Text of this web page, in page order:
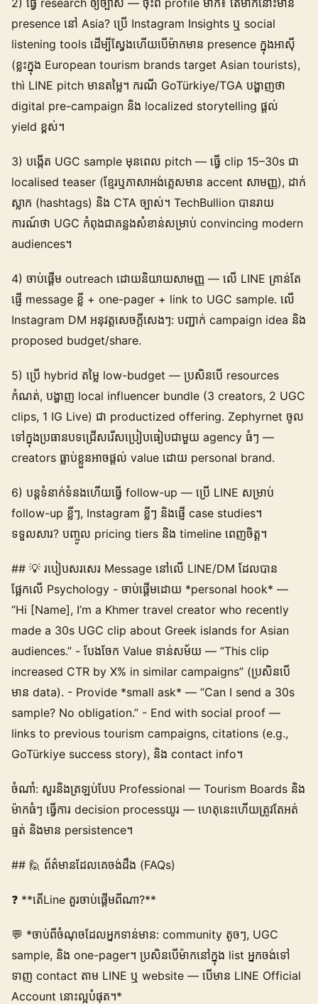
presence នៅ Asia? ប្រើ Instagram Insights ឬ social
listening tools ដើម្បីស្វែងហើយបើម៉ាកមាន presence ក្នុងអាស៊ី
(ខ្លះក្នុង European tourism brands target Asian tourists),
thì LINE pitch មានតម្លៃ។ ករណី GoTürkiye/TGA បង្ហាញថា
digital pre-campaign និង localized storytelling ផ្តល់
yield ខ្ពស់។
3) បង្កើត UGC sample មុនពេល pitch — ធ្វើ clip 15–30s ជា
localised teaser (ខ្មែរឬភាសាអង់គ្លេសមាន accent សាមញ្ញ), ដាក់
ស្លាក (hashtags) និង CTA ច្បាស់។ TechBullion បានរាយ
ការណ៍ថា UGC កំពុងជាគន្លងសំខាន់សម្រាប់ convincing modern
audiences។
4) ចាប់ផ្តើម outreach ដោយនិយាយសាមញ្ញ — លើ LINE គ្រាន់តែ
ផ្ញើ message ខ្លី + one-pager + link to UGC sample. លើ
Instagram DM អនុវត្តសេចក្តីសេងៗ: បញ្ជាក់ campaign idea និង
proposed budget/share.
5) ប្រើ hybrid តម្លៃ low-budget — ប្រសិនបើ resources
កំណត់, បង្ហាញ local influencer bundle (3 creators, 2 UGC
clips, 1 IG Live) ជា productized offering. Zephyrnet ចូល
ទៅក្នុងប្រធានបទជ្រើសរើសប្រៀបធៀបជាមួយ agency ធំៗ —
creators ធ្លាប់ខ្លួនអាចផ្តល់ value ដោយ personal brand.
6) បន្តទំនាក់ទំនងហើយធ្វើ follow-up — ប្រើ LINE សម្រាប់
follow-up ខ្លីៗ, Instagram ខ្លីៗ និងផ្ញើ case studies។
ទទួលសារ? បញ្ចូល pricing tiers និង timeline ពេញចិត្ត។
## 💡 របៀប​សរសេរ Message នៅលើ LINE/DM ដែលបាន
ផ្អែកលើ Psychology - ចាប់ផ្តើមដោយ *personal hook* —
“Hi [Name], I’m a Khmer travel creator who recently
made a 30s UGC clip about Greek islands for Asian
audiences.” - បែងចែក Value ទាន់សម័យ — “This clip
increased CTR by X% in similar campaigns” (ប្រសិនបើ
មាន data). - Provide *small ask* — “Can I send a 30s
sample? No obligation.” - End with social proof —
links to previous tourism campaigns, citations (e.g.,
GoTürkiye success story), និង contact info។
ចំណាំ: សួរនិងត្រឡប់បែប Professional — Tourism Boards និង
ម៉ាកធំៗ ធ្វើការ decision processយូរ — ហេតុនេះ​ហើយ​ត្រូវ​តែអត់
ធ្មត់ និងមាន persistence។
## 🙋 ព័ត៌មានដែលគេចង់ដឹង (FAQs)
❓ **តើLine គួរចាប់ផ្តើមពីណា?**
💬 *ចាប់ពីចំណុចដែលអ្នកទាន់មាន: community តូចៗ, UGC
sample, និង one-pager។ ប្រសិនបើម៉ាកនៅក្នុង list អ្នកចង់ទៅ
ទាញ contact តាម LINE ឬ website — បើមាន LINE Official
Account នោះល្អបំផុត។*